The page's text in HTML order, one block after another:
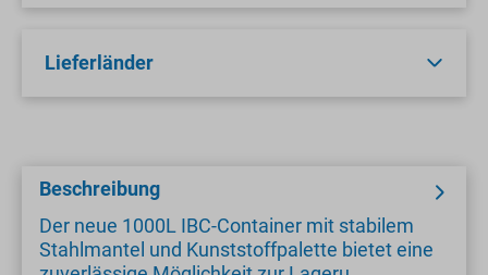
Lieferländer
Beschreibung
Der neue 1000L IBC-Container mit stabilem
Stahlmantel und Kunststoffpalette bietet eine